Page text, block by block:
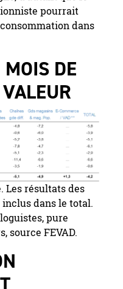
pourrait
dans
DE
Les résultats des
dans le total.
pure
source FEVAD.